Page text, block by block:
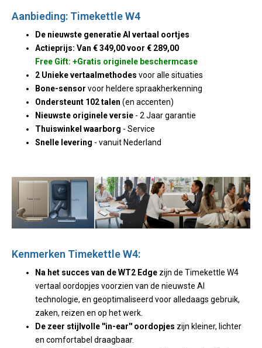
Aanbieding: Timekettle W4
De nieuwste generatie AI vertaal oortjes
Actieprijs: Van € 349,00 voor € 289,00
Free Gift: +Gratis originele beschermcase
2 Unieke vertaalmethodes voor alle situaties
Bone-sensor voor heldere spraakherkenning
Ondersteunt 102 talen (en accenten)
Nieuwste originele versie - 2 Jaar garantie
Thuiswinkel waarborg - Service
Snelle levering - vanuit Nederland
Kenmerken Timekettle W4:
Na het succes van de WT2 Edge zijn de Timekettle W4
vertaal oordopjes voorzien van de nieuwste AI
technologie, en geoptimaliseerd voor alledaags gebruik,
zaken, reizen en op het werk.
De zeer stijlvolle ''in-ear'' oordopjes zijn kleiner, lichter
en comfortabel draagbaar.